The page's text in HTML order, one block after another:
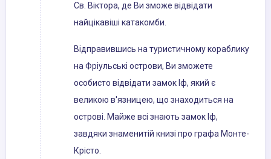
Св. Віктора, де Ви зможе відвідати
найцікавіші катакомби.
Відправившись на туристичному кораблику
на Фріульські острови, Ви зможете
особисто відвідати замок Іф, який є
великою в'язницею, що знаходиться на
острові. Майже всі знають замок Іф,
завдяки знаменитій книзі про графа Монте-
Крісто.